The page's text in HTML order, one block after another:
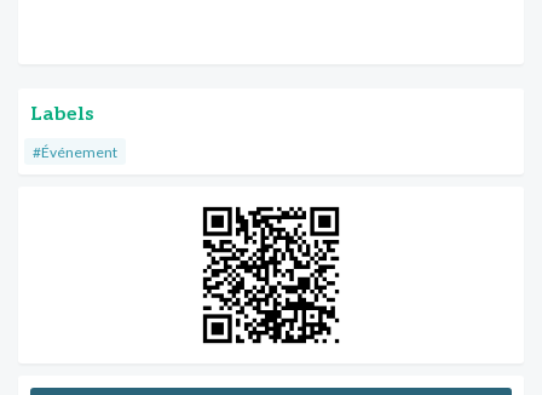
Labels
#Événement